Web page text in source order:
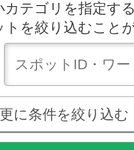
カテゴリを指定す
トを絞り込むこと
更に条件を絞り込む